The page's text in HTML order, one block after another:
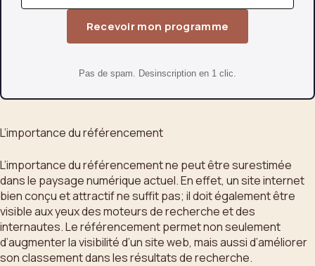
Recevoir mon programme
Pas de spam. Desinscription en 1 clic.
L’importance du référencement
L’importance du référencement ne peut être surestimée
dans le paysage numérique actuel. En effet, un site internet
bien conçu et attractif ne suffit pas; il doit également être
visible aux yeux des moteurs de recherche et des
internautes. Le référencement permet non seulement
d’augmenter la visibilité d’un site web, mais aussi d’améliorer
son classement dans les résultats de recherche.